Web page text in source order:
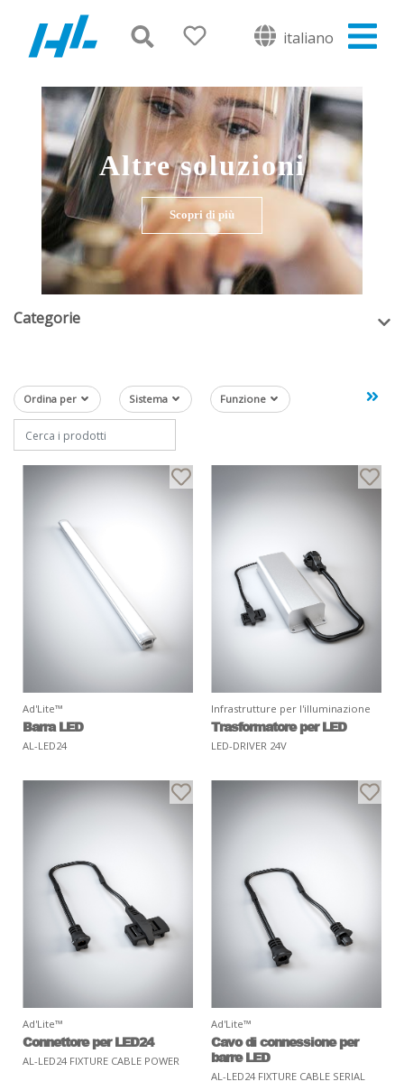
italiano
Altre soluzioni
Scopri di più
Categorie
Ordina per Sistema Funzione
Ad'Lite™
Barra LED
AL-LED24
Infrastrutture per l'illuminazione
Trasformatore per LED
LED-DRIVER 24V
Ad'Lite™
Connettore per LED24
AL-LED24 FIXTURE CABLE POWER
Ad'Lite™
Cavo di connessione per
barre LED
AL-LED24 FIXTURE CABLE SERIAL